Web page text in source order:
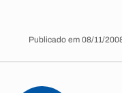
Publicado em 08/11/